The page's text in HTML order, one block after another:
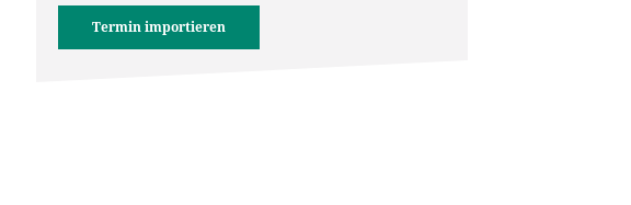
Termin importieren